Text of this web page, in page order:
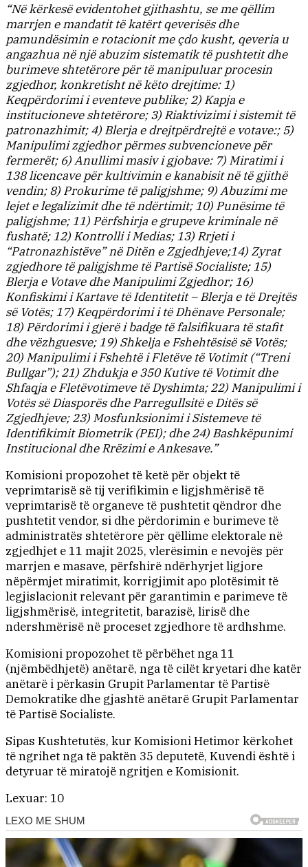
“Në kërkesë evidentohet gjithashtu, se me qëllim
marrjen e mandatit të katërt qeverisës dhe
pamundësimin e rotacionit me çdo kusht, qeveria u
angazhua në një abuzim sistematik të pushtetit dhe
burimeve shtetërore për të manipuluar procesin
zgjedhor, konkretisht në këto drejtime: 1)
Keqpërdorimi i eventeve publike; 2) Kapja e
institucioneve shtetërore; 3) Riaktivizimi i sistemit të
patronazhimit; 4) Blerja e drejtpërdrejtë e votave:; 5)
Manipulimi zgjedhor përmes subvencioneve për
fermerët; 6) Anullimi masiv i gjobave: 7) Miratimi i
138 licencave për kultivimin e kanabisit në të gjithë
vendin; 8) Prokurime të paligjshme; 9) Abuzimi me
lejet e legalizimit dhe të ndërtimit; 10) Punësime të
paligjshme; 11) Përfshirja e grupeve kriminale në
fushatë; 12) Kontrolli i Medias; 13) Rrjeti i
“Patronazhistëve” në Ditën e Zgjedhjeve;14) Zyrat
zgjedhore të paligjshme të Partisë Socialiste; 15)
Blerja e Votave dhe Manipulimi Zgjedhor; 16)
Konfiskimi i Kartave të Identitetit – Blerja e të Drejtës
së Votës; 17) Keqpërdorimi i të Dhënave Personale;
18) Përdorimi i gjerë i badge të falsifikuara të stafit
dhe vëzhguesve; 19) Shkelja e Fshehtësisë së Votës;
20) Manipulimi i Fshehtë i Fletëve të Votimit (“Treni
Bullgar”); 21) Zhdukja e 350 Kutive të Votimit dhe
Shfaqja e Fletëvotimeve të Dyshimta; 22) Manipulimi i
Votës së Diasporës dhe Parregullsitë e Ditës së
Zgjedhjeve; 23) Mosfunksionimi i Sistemeve të
Identifikimit Biometrik (PEI); dhe 24) Bashkëpunimi
Institucional dhe Rrëzimi e Ankesave.”
Komisioni propozohet të ketë për objekt të
veprimtarisë së tij verifikimin e ligjshmërisë të
veprimtarisë të organeve të pushtetit qëndror dhe
pushtetit vendor, si dhe përdorimin e burimeve të
administratës shtetërore për qëllime elektorale në
zgjedhjet e 11 majit 2025, vlerësimin e nevojës për
marrjen e masave, përfshirë ndërhyrjet ligjore
nëpërmjet miratimit, korrigjimit apo plotësimit të
legjislacionit relevant për garantimin e parimeve të
ligjshmërisë, integritetit, barazisë, lirisë dhe
ndershmërisë në proceset zgjedhore të ardhshme.
Komisioni propozohet të përbëhet nga 11
(njëmbëdhjetë) anëtarë, nga të cilët kryetari dhe katër
anëtarë i përkasin Grupit Parlamentar të Partisë
Demokratike dhe gjashtë anëtarë Grupit Parlamentar
të Partisë Socialiste.
Sipas Kushtetutës, kur Komisioni Hetimor kërkohet
të ngrihet nga të paktën 35 deputetë, Kuvendi është i
detyruar të miratojë ngritjen e Komisionit.
Lexuar: 10